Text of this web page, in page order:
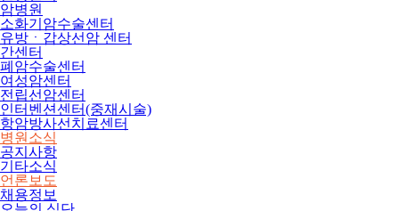
암병원
소화기암수술센터
유방ㆍ갑상선암 센터
간센터
폐암수술센터
여성암센터
전립선암센터
인터벤션센터(중재시술)
항암방사선치료센터
병원소식
공지사항
기타소식
언론보도
채용정보